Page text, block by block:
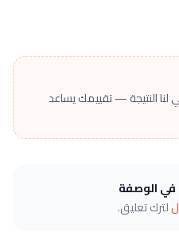
النتيجة — تقييمك يساعد
في الوصفة
لترك تعليق.